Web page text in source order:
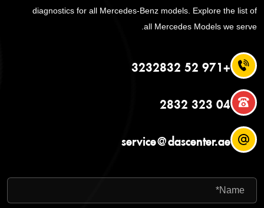
diagnostics for all Mercedes-Benz models. Explore the list of
all Mercedes Models we serve.
+971 52 3232832
04 323 2832
service@dascenter.ae